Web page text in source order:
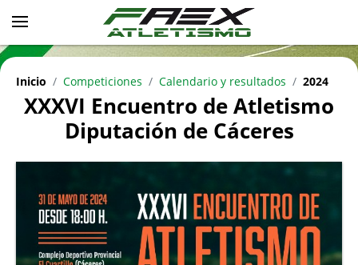
XXXVI Encuentro de Atletismo
Diputación de Cáceres
Inicio Competiciones Calendario y resultados 2024